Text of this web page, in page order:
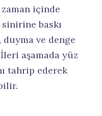
içinde
baskı
ve denge
aşamada yüz
tahrip ederek